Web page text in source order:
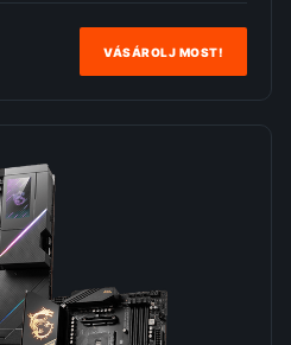
VÁSÁROLJ MOST!